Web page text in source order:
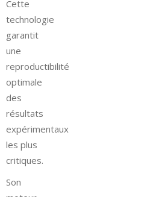
Cette
technologie
garantit
une
reproductibilité
optimale
des
résultats
expérimentaux
les plus
critiques.
Son